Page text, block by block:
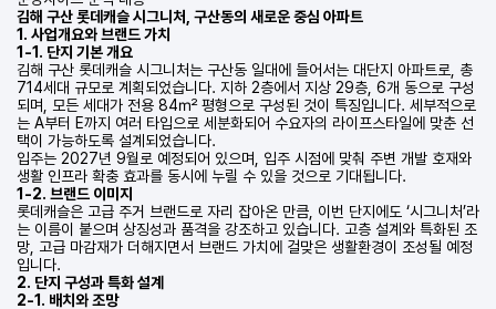
김해 구산 롯데캐슬 시그니처, 구산동의 새로운 중심 아파트
1. 사업개요와 브랜드 가치
1-1. 단지 기본 개요
김해 구산 롯데캐슬 시그니처는 구산동 일대에 들어서는 대단지 아파트로, 총
714세대 규모로 계획되었습니다. 지하 2층에서 지상 29층, 6개 동으로 구성
되며, 모든 세대가 전용 84㎡ 평형으로 구성된 것이 특징입니다. 세부적으로
는 A부터 E까지 여러 타입으로 세분화되어 수요자의 라이프스타일에 맞춘 선
택이 가능하도록 설계되었습니다.
입주는 2027년 9월로 예정되어 있으며, 입주 시점에 맞춰 주변 개발 호재와
생활 인프라 확충 효과를 동시에 누릴 수 있을 것으로 기대됩니다.
1-2. 브랜드 이미지
롯데캐슬은 고급 주거 브랜드로 자리 잡아온 만큼, 이번 단지에도 ‘시그니처’라
는 이름이 붙으며 상징성과 품격을 강조하고 있습니다. 고층 설계와 특화된 조
망, 고급 마감재가 더해지면서 브랜드 가치에 걸맞은 생활환경이 조성될 예정
입니다.
2. 단지 구성과 특화 설계
2-1. 배치와 조망